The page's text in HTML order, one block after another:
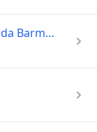
Centro de Dermatologia Estetica de Nilda Barman